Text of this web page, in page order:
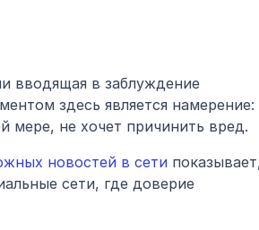
вводящая в заблуждение
здесь является намерение:
мере, не хочет причинить вред.
новостей в сети
сети, где доверие